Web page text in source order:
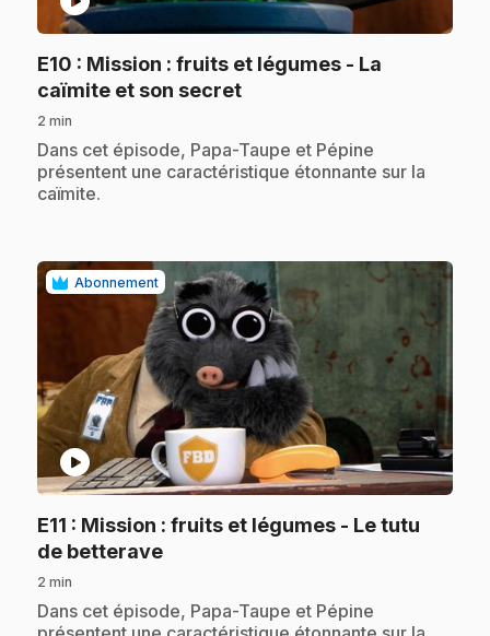
E10 : Mission : fruits et légumes - La
caïmite et son secret.
2 min
.Dans cet épisode, Papa-Taupe et Pépine
présentent une caractéristique étonnante sur la
caïmite.
Abonnement
play_circle
E11 : Mission : fruits et légumes - Le tutu
de betterave.
2 min
.Dans cet épisode, Papa-Taupe et Pépine